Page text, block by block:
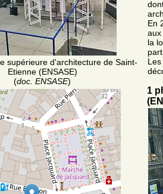
supérieure d'architecture de Saint-
Etienne (ENSASE)
(doc. ENSASE)
En
aux
la
1